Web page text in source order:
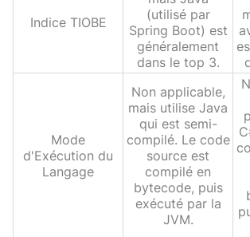
Indice TIOBE
(utilisé par
Spring Boot) est
généralement
dans le top 3.
Mode
d'Exécution du
Langage
Non applicable,
mais utilise Java
qui est semi-
compilé. Le code
source est
compilé en
bytecode, puis
exécuté par la
JVM.